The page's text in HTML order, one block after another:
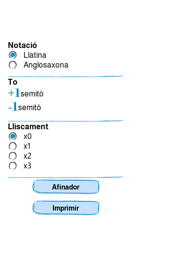
Notació
Llatina
Anglosaxona
To
+1semitò
-1semitò
Lliscament
x0
x1
x2
x3
Afinador
Imprimir